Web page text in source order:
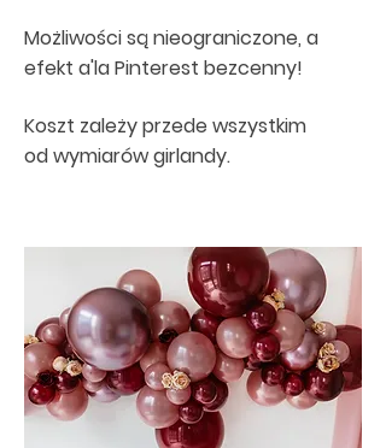
Możliwości są nieograniczone, a
efekt a'la Pinterest bezcenny!
Koszt zależy przede wszystkim
od wymiarów girlandy.